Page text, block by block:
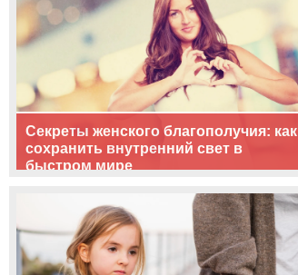
Секреты женского благополучия: как
сохранить внутренний свет в
быстром мире